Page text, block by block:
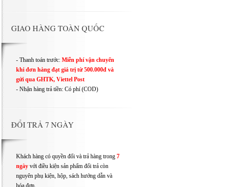
GIAO HÀNG TOÀN QUỐC
- Thanh toán trước: Miễn phí vận chuyển
khi đơn hàng đạt giá trị từ 500.000đ và
gửi qua GHTK, Viettel Post
- Nhận hàng trả tiền: Có phí (COD)
ĐỔI TRẢ 7 NGÀY
Khách hàng có quyền đổi và trả hàng trong 7
ngày với điều kiện sản phẩm đổi trả còn
nguyên phụ kiện, hộp, sách hướng dẫn và
hóa đơn.